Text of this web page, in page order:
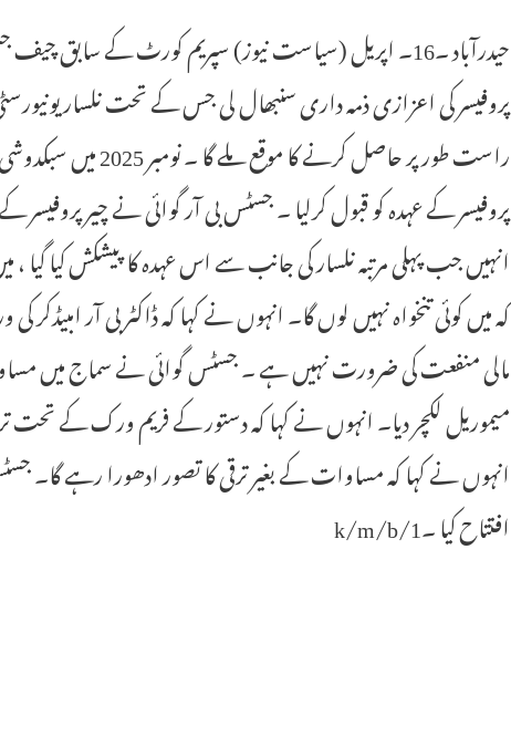
حیدرآباد ۔16۔ اپریل (سیاست نیوز) سپریم کورٹ کے سابق
پروفیسر کی اعزازی ذمہ داری سنبھال لی جس کے تحت نلسار
پروفیسر کے عہدہ کو قبول کرلیا ۔ جسٹس بی آر گوائی نے چیر پروفیسر
انہیں جب پہلی مرتبہ نلسار کی جانب سے اس عہدہ کا پیشکش کیا
کہ میں کوئی تنخواہ نہیں لوں گا۔ انہوں نے کہا کہ ڈاکٹر بی آر
مالی منفعت کی ضرورت نہیں ہے ۔ جسٹس گوائی نے سماج میں
میموریل لکچر دیا۔ انہوں نے کہا کہ دستور کے فریم ورک کے
انہوں نے کہا کہ مساوات کے بغیر ترقی کا تصور ادھورا رہے گا۔
افتتاح کیا ۔1/k/m/b